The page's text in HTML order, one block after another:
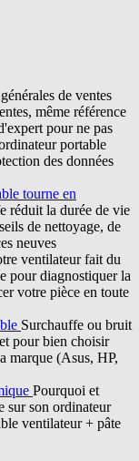
de ventes
même référence
pour ne pas
portable
des données
tourne en
réduit la durée de vie
de nettoyage, de
neuves
ventilateur fait du
pour diagnostiquer la
votre pièce en toute
Surchauffe ou bruit
pour bien choisir
marque (Asus, HP,
Pourquoi et
sur son ordinateur
ventilateur + pâte